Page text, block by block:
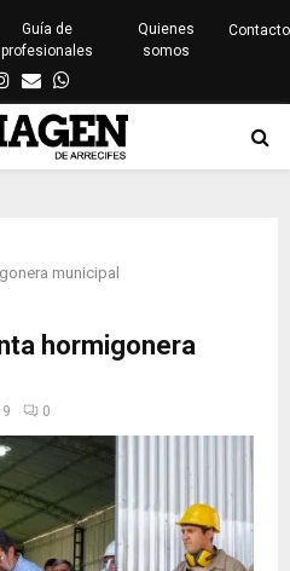
Guía de
profesionales
Quienes
somos
Contacto
Instagram
EmailWhatsapp
municipal
hormigonera
0